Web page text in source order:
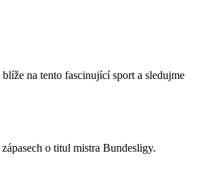
na tento fascinující sport a sledujme
o titul mistra Bundesligy.